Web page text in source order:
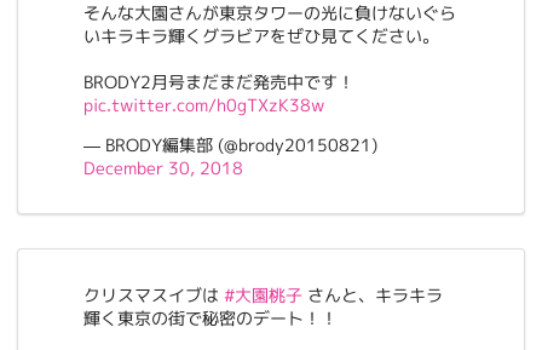
そんな大園さんが東京タワーの光に負けないぐら
いキラキラ輝くグラビアをぜひ見てください。
BRODY2月号まだまだ発売中です！
pic.twitter.com/h0gTXzK38w
— BRODY編集部 (@brody20150821)
December 30, 2018
クリスマスイブは #大園桃子 さんと、キラキラ
輝く東京の街で秘密のデート！！